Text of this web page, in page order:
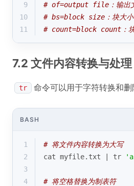
9
# of=output file：输出
10
# bs=block size：块大小
11
# count=block count：
7.2 文件内容转换与处理
tr 命令可以用于字符转换和删
BASH
1
# 将文件内容转换为大写
2
cat myfile.txt | tr
3
4
# 将空格替换为制表符